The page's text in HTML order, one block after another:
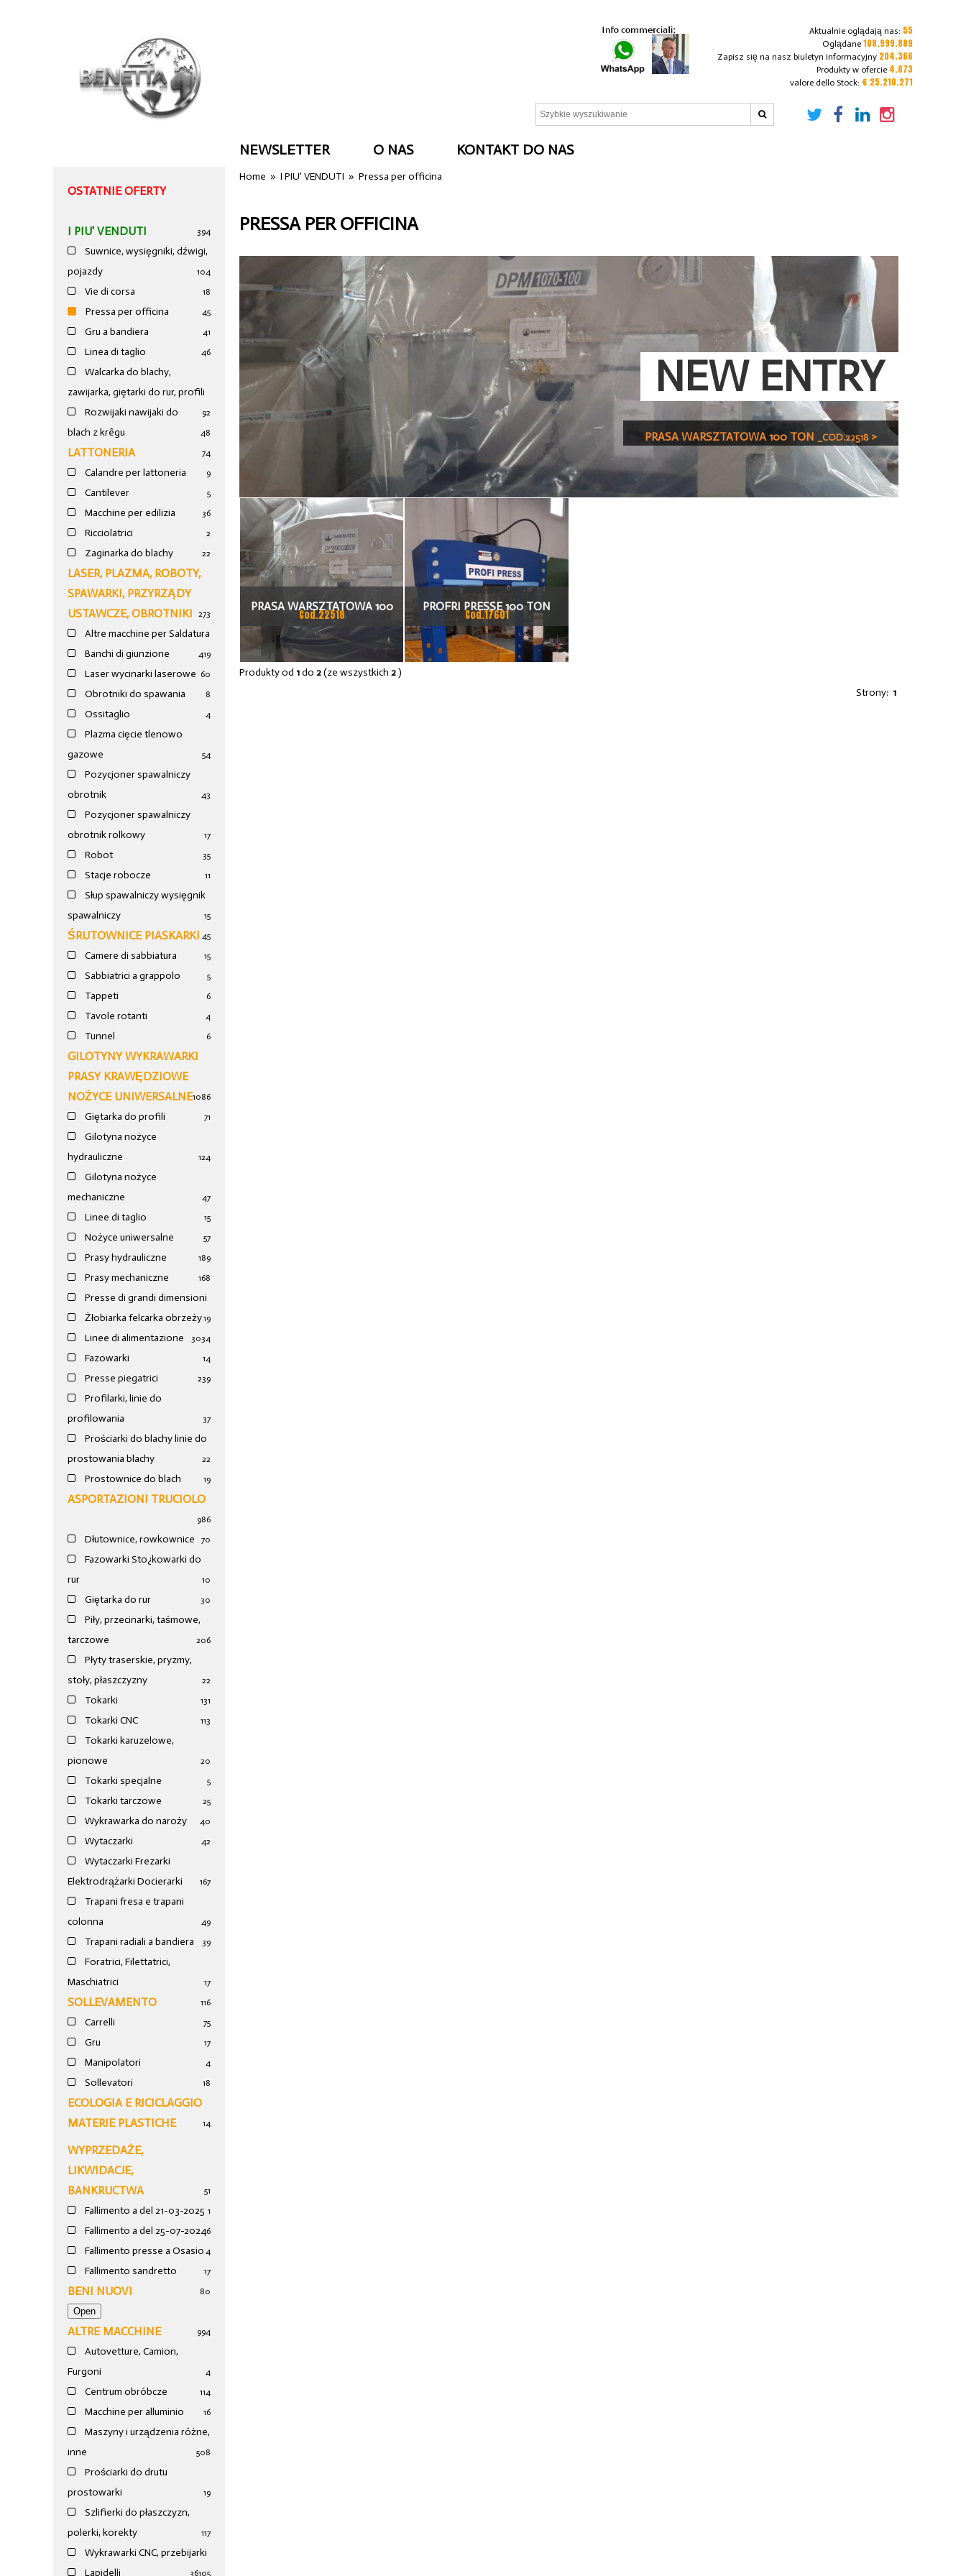
Aktualnie oglądają nas: 55
Oglądane 108.999.889
Zapisz się na nasz biuletyn informacyjny 204.366
Produkty w ofercie 4.073
valore dello Stock: € 25.210.271
NEWSLETTER O NAS KONTAKT DO NAS
OSTATNIE OFERTY
I PIU' VENDUTI 394
Suwnice, wysięgniki, dźwigi,
pojazdy
104
Vie di corsa 18
Pressa per officina 45
Gru a bandiera 41
Linea di taglio 46
Walcarka do blachy,
zawijarka, giętarki do rur, profili
92
Rozwijaki nawijaki do
blach z krêgu
48
LATTONERIA 74
Calandre per lattoneria 9
Cantilever 5
Macchine per edilizia 36
Ricciolatrici 2
Zaginarka do blachy 22
LASER, PLAZMA, ROBOTY,
SPAWARKI, PRZYRZĄDY
USTAWCZE, OBROTNIKI
273
Altre macchine per Saldatura
19
Banchi di giunzione 4
Laser wycinarki laserowe 60
Obrotniki do spawania 8
Ossitaglio 4
Plazma cięcie tlenowo
gazowe
54
Pozycjoner spawalniczy
obrotnik
43
Pozycjoner spawalniczy
obrotnik rolkowy
17
Robot 35
Stacje robocze 11
Słup spawalniczy wysięgnik
spawalniczy
15
ŚRUTOWNICE PIASKARKI 45
Camere di sabbiatura 15
Sabbiatrici a grappolo 5
Tappeti 6
Tavole rotanti 4
Tunnel 6
GILOTYNY WYKRAWARKI
PRASY KRAWĘDZIOWE
NOŻYCE UNIWERSALNE1086
Giętarka do profili 71
Gilotyna nożyce
hydrauliczne
124
Gilotyna nożyce
mechaniczne
47
Linee di taglio 15
Nożyce uniwersalne 57
Prasy hydrauliczne 189
Prasy mechaniczne 168
Presse di grandi dimensioni
19
Żłobiarka felcarka obrzeży
34
Linee di alimentazione 30
Fazowarki 14
Presse piegatrici 239
Profilarki, linie do
profilowania
37
Prościarki do blachy linie do
prostowania blachy
22
Prostownice do blach 19
ASPORTAZIONI TRUCIOLO
986
Dłutownice, rowkownice 70
Fazowarki Sto¿kowarki do
rur
10
Giętarka do rur 30
Piły, przecinarki, taśmowe,
tarczowe
206
Płyty traserskie, pryzmy,
stoły, płaszczyzny
22
Tokarki 131
Tokarki CNC 113
Tokarki karuzelowe,
pionowe
20
Tokarki specjalne 5
Tokarki tarczowe 25
Wykrawarka do naroży 40
Wytaczarki 42
Wytaczarki Frezarki
Elektrodrążarki Docierarki
167
Trapani fresa e trapani
colonna
49
Trapani radiali a bandiera 39
Foratrici, Filettatrici,
Maschiatrici
17
SOLLEVAMENTO 116
Carrelli 75
Gru 17
Manipolatori 4
Sollevatori 18
ECOLOGIA E RICICLAGGIO
MATERIE PLASTICHE
14
WYPRZEDAŻE,
LIKWIDACJE,
BANKRUCTWA
51
Fallimento a del 21-03-2025 1
Fallimento a del 25-07-20246
Fallimento presse a Osasio 4
Fallimento sandretto 17
BENI NUOVI 80
ALTRE MACCHINE 994
Autovetture, Camion,
Furgoni
4
Centrum obróbcze 114
Macchine per alluminio 16
Maszyny i urządzenia różne,
inne
508
Prościarki do drutu
prostowarki
19
Szlifierki do płaszczyzn,
polerki, korekty
117
Wykrawarki CNC, przebijarki
105
Lapidelli 36
Home »I PIU' VENDUTI »Pressa per officina
PRESSA PER OFFICINA
NEW ENTRY
PRASA WARSZTATOWA 100 TON _COD.22518 >
PRASA WARSZTATOWA 100
TON
Cod.22518
PROFRI PRESSE 100 TON
NOWA PRASA
Cod.17601
Produkty od1do2(ze wszystkich2)
Strony: 1